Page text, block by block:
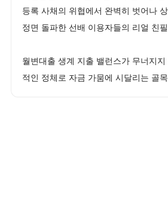
등록 사채의 위협에서 완벽히 벗어나
정면 돌파한 선배 이용자들의 리얼 친
월변대출 생계 지출 밸런스가 무너지
적인 정체로 자금 가뭄에 시달리는 골